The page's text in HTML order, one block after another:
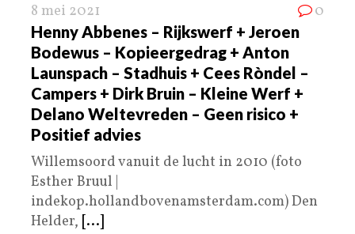
8 mei 2021 0
Henny Abbenes – Rijkswerf + Jeroen
Bodewus – Kopieergedrag + Anton
Launspach – Stadhuis + Cees Ròndel –
Campers + Dirk Bruin – Kleine Werf +
Delano Weltevreden – Geen risico +
Positief advies
Willemsoord vanuit de lucht in 2010 (foto
Esther Bruul |
indekop.hollandbovenamsterdam.com) Den
Helder, [...]